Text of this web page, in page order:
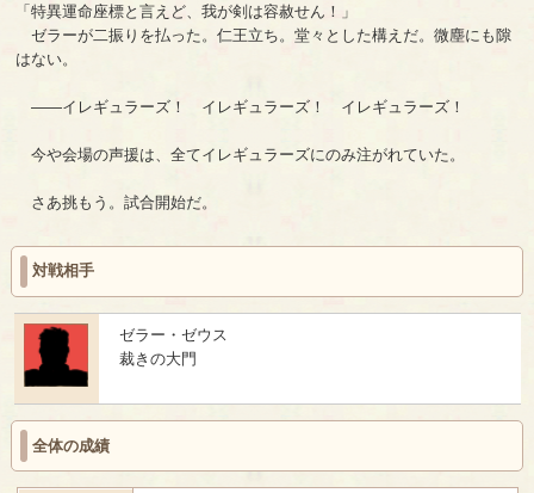
「特異運命座標と言えど、我が剣は容赦せん！」
ゼラーが二振りを払った。仁王立ち。堂々とした構えだ。微塵にも隙
はない。
――イレギュラーズ！ イレギュラーズ！ イレギュラーズ！
今や会場の声援は、全てイレギュラーズにのみ注がれていた。
さあ挑もう。試合開始だ。
対戦相手
ゼラー・ゼウス
裁きの大門
全体の成績